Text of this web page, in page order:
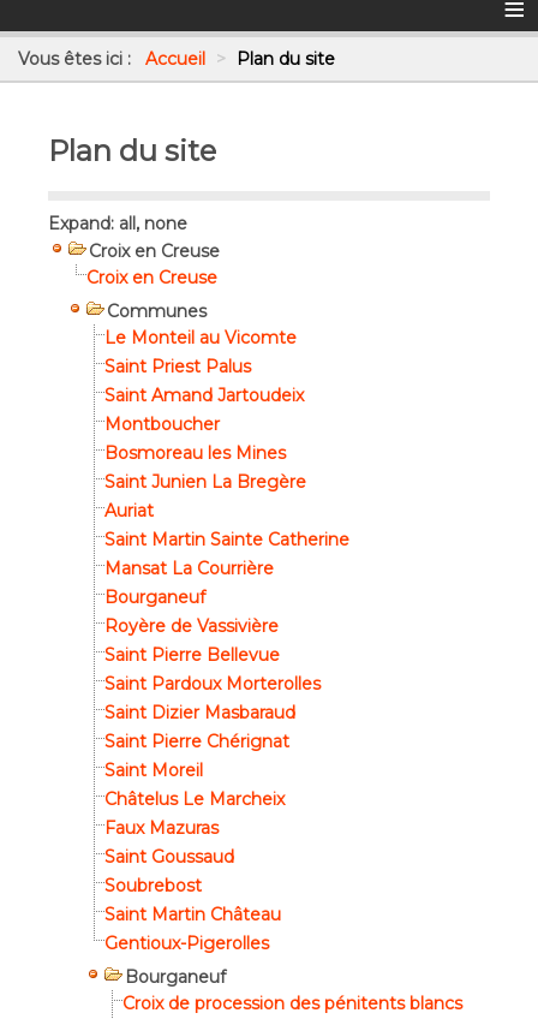
Vous êtes ici : Accueil > Plan du site
Plan du site
Expand: all, none
Croix en Creuse
Croix en Creuse
Communes
Le Monteil au Vicomte
Saint Priest Palus
Saint Amand Jartoudeix
Montboucher
Bosmoreau les Mines
Saint Junien La Bregère
Auriat
Saint Martin Sainte Catherine
Mansat La Courrière
Bourganeuf
Royère de Vassivière
Saint Pierre Bellevue
Saint Pardoux Morterolles
Saint Dizier Masbaraud
Saint Pierre Chérignat
Saint Moreil
Châtelus Le Marcheix
Faux Mazuras
Saint Goussaud
Soubrebost
Saint Martin Château
Gentioux-Pigerolles
Bourganeuf
Croix de procession des pénitents blancs